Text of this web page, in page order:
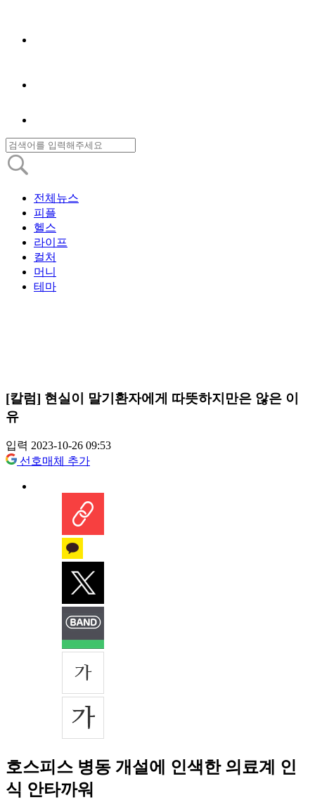
전체뉴스
피플
헬스
라이프
컬처
머니
테마
[칼럼] 현실이 말기환자에게 따뜻하지만은 않은 이
유
입력 2023-10-26 09:53
선호매체 추가
호스피스 병동 개설에 인색한 의료계 인
식 안타까워